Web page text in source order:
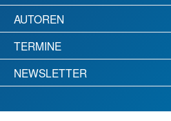
AUTOREN
TERMINE
NEWSLETTER